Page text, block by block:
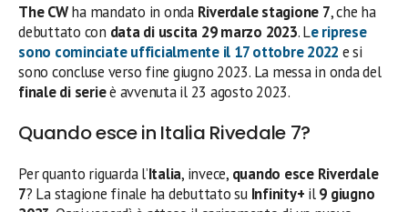
The CWha mandato in onda Riverdale stagione 7, che ha
debuttato con data di uscita 29 marzo 2023. Leriprese
sono cominciate ufficialmente il 17 ottobre 2022 e si
sono concluse verso fine giugno 2023. La messa in onda del
finale di serieè avvenuta il 23 agosto 2023.
Quando esce in Italia Rivedale 7?
Per quanto riguarda l’Italia, invece, quando esce Riverdale
7? La stagione finale ha debuttato su Infinity+ il9 giugno